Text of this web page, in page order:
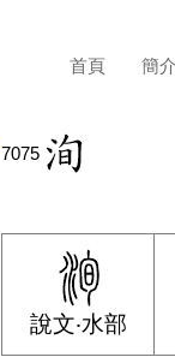
首頁 簡
7075
說文‧水部